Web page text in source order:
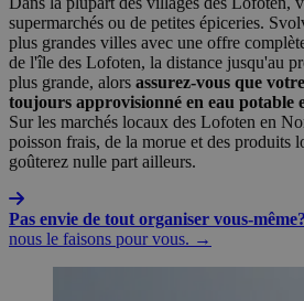
supermarchés ou de petites épiceries.
plus grandes villes avec une offre
de l'île des Lofoten, la distance jusqu'au
plus grande, alors assurez-vous que
toujours approvisionné en eau potable
Sur les marchés locaux des Lofoten en
poisson frais, de la morue et des produits
goûterez nulle part ailleurs.
Pas envie de tout organiser vous-même?
nous le faisons pour vous. →